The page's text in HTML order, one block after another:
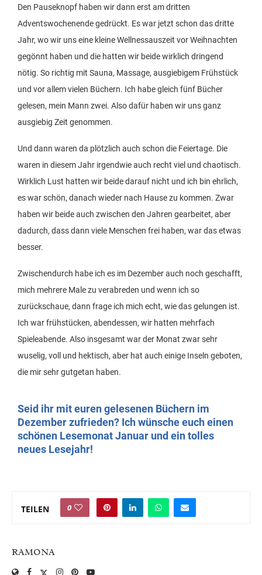
Den Pauseknopf haben wir dann erst am dritten
Adventswochenende gedrückt. Es war jetzt schon das dritte
Jahr, wo wir uns eine kleine Wellnessauszeit vor Weihnachten
gegönnt haben und die hatten wir beide wirklich dringend
nötig. So richtig mit Sauna, Massage, ausgiebigem Frühstück
und vor allem vielen Büchern. Ich habe gleich fünf Bücher
gelesen, mein Mann zwei. Also dafür haben wir uns ganz
ausgiebig Zeit genommen.
Und dann waren da plötzlich auch schon die Feiertage. Die
waren in diesem Jahr irgendwie auch recht viel und chaotisch.
Wirklich Lust hatten wir beide darauf nicht und ich bin ehrlich,
es war schön, danach wieder nach Hause zu kommen. Zwar
haben wir beide auch zwischen den Jahren gearbeitet, aber
dadurch, dass dann viele Menschen frei haben, war das etwas
besser.
Zwischendurch habe ich es im Dezember auch noch geschafft,
mich mehrere Male zu verabreden und wenn ich so
zurückschaue, dann frage ich mich echt, wie das gelungen ist.
Ich war frühstücken, abendessen, wir hatten mehrfach
Spieleabende. Also insgesamt war der Monat zwar sehr
wuselig, voll und hektisch, aber hat auch einige Inseln geboten,
die mir sehr gutgetan haben.
Seid ihr mit euren gelesenen Büchern im
Dezember zufrieden? Ich wünsche euch einen
schönen Lesemonat Januar und ein tolles
neues Lesejahr!
TEILEN 0
RAMONA